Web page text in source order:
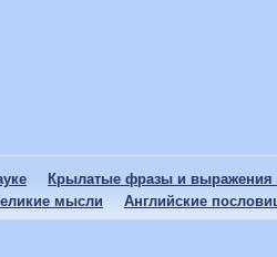
Крылатые фразы и выражения
мысли Английские